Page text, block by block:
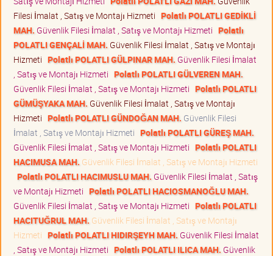
Filesi İmalat , Satış ve Montajı Hizmeti Polatlı POLATLI GEDİKLİ
MAH. Güvenlik Filesi İmalat , Satış ve Montajı Hizmeti Polatlı
POLATLI GENÇALİ MAH. Güvenlik Filesi İmalat , Satış ve Montajı
Hizmeti Polatlı POLATLI GÜLPINAR MAH. Güvenlik Filesi İmalat
, Satış ve Montajı Hizmeti Polatlı POLATLI GÜLVEREN MAH.
Güvenlik Filesi İmalat , Satış ve Montajı Hizmeti Polatlı POLATLI
GÜMÜŞYAKA MAH. Güvenlik Filesi İmalat , Satış ve Montajı
Hizmeti Polatlı POLATLI GÜNDOĞAN MAH. Güvenlik Filesi
İmalat , Satış ve Montajı Hizmeti Polatlı POLATLI GÜREŞ MAH.
Güvenlik Filesi İmalat , Satış ve Montajı Hizmeti Polatlı POLATLI
HACIMUSA MAH. Güvenlik Filesi İmalat , Satış ve Montajı Hizmeti
Polatlı POLATLI HACIMUSLU MAH. Güvenlik Filesi İmalat , Satış
ve Montajı Hizmeti Polatlı POLATLI HACIOSMANOĞLU MAH.
Güvenlik Filesi İmalat , Satış ve Montajı Hizmeti Polatlı POLATLI
HACITUĞRUL MAH. Güvenlik Filesi İmalat , Satış ve Montajı
Hizmeti Polatlı POLATLI HIDIRŞEYH MAH. Güvenlik Filesi İmalat
, Satış ve Montajı Hizmeti Polatlı POLATLI ILICA MAH. Güvenlik